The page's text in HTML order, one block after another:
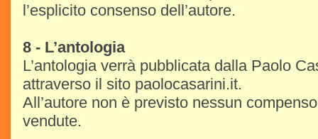
l’esplicito consenso dell’autore.
8 - L’antologia
L’antologia verrà pubblicata dalla Paolo
attraverso il sito paolocasarini.it.
All’autore non è previsto nessun
vendute.